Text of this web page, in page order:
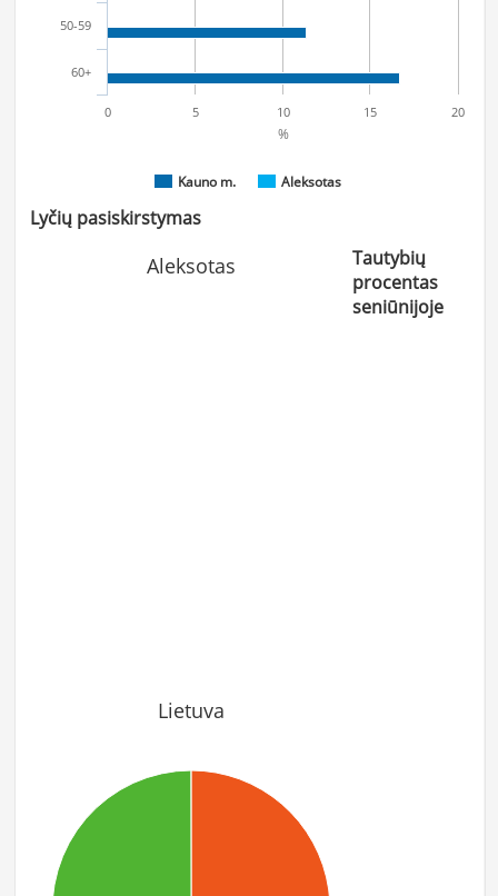
%
Kauno m. Aleksotas
50-59
60+
0 5 10 15 20
Lyčių pasiskirstymas
Aleksotas
Lietuva
Tautybių
procentas
seniūnijoje